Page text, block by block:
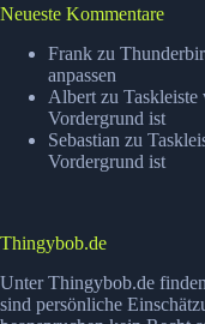
Neueste Kommentare
Frank zu
anpassen
Albert zu
Vordergrund ist
Sebastian zu
Vordergrund ist
Thingybob.de
Unter Thingybob.de
sind persönliche